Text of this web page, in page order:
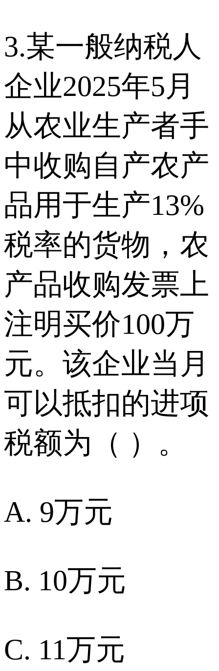
3.某一般纳税人
企业2025年5月
从农业生产者手
中收购自产农产
品用于生产13%
税率的货物，农
产品收购发票上
注明买价100万
元。该企业当月
可以抵扣的进项
税额为（ ）。
A. 9万元
B. 10万元
C. 11万元